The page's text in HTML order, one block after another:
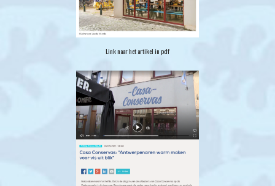
Link naar het artikel in pdf